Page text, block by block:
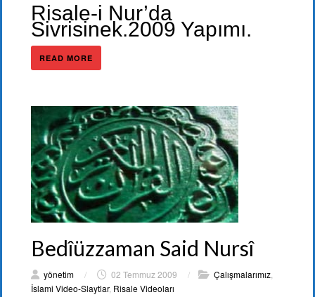
Risale-i Nur’da
Sivrisinek.2009 Yapımı.
READ MORE
Bedîüzzaman Said Nursî
yönetim / 02 Temmuz 2009 / Çalışmalarımız
İslami Video-Slaytlar, Risale Videoları